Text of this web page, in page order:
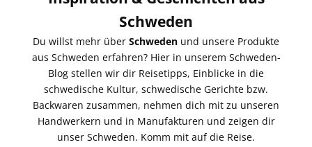
Schweden
Du willst mehr über Schweden und unsere Produkte
aus Schweden erfahren? Hier in unserem Schweden-
Blog stellen wir dir Reisetipps, Einblicke in die
schwedische Kultur, schwedische Gerichte bzw.
Backwaren zusammen, nehmen dich mit zu unseren
Handwerkern und in Manufakturen und zeigen dir
unser Schweden. Komm mit auf die Reise.